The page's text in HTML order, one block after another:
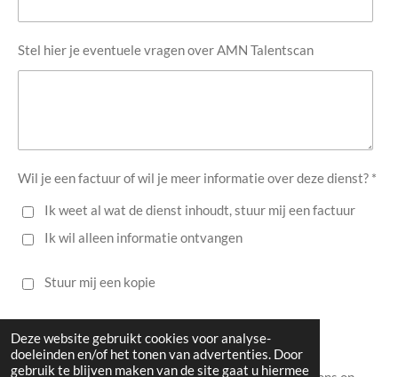
Deze website gebruikt cookies voor analyse-
doeleinden en/of het tonen van advertenties. Door
gebruik te blijven maken van de site gaat u hiermee
Stel hier je eventuele vragen over AMN Talentscan
Wil je een factuur of wil je meer informatie over deze dienst? *
Ik weet al wat de dienst inhoudt, stuur mij een factuur
Ik wil alleen informatie ontvangen
Stuur mij een kopie
Verzenden